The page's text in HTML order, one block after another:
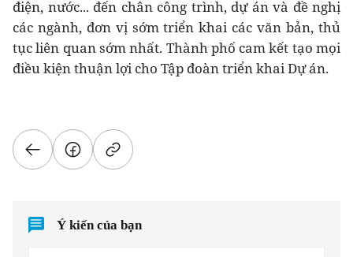
điện, nước... đến chân công trình, dự án và đề nghị
các ngành, đơn vị sớm triển khai các văn bản, thủ
tục liên quan sớm nhất. Thành phố cam kết tạo mọi
điều kiện thuận lợi cho Tập đoàn triển khai Dự án.
Ý kiến của bạn